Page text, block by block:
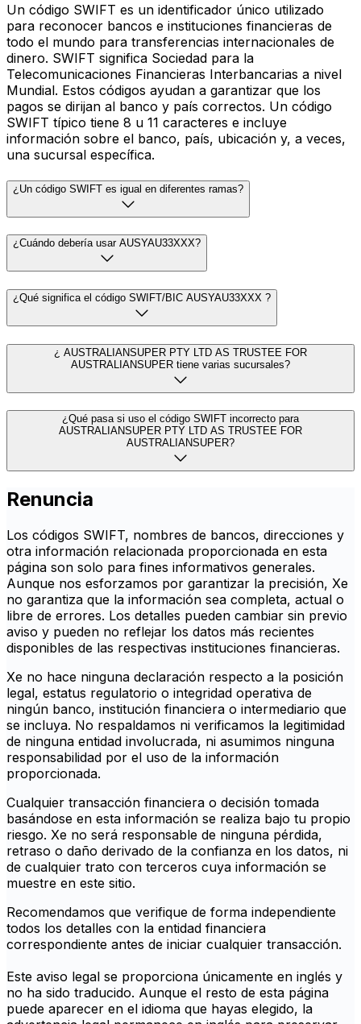
Un código SWIFT es un identificador único utilizado
para reconocer bancos e instituciones financieras de
todo el mundo para transferencias internacionales de
dinero. SWIFT significa Sociedad para la
Telecomunicaciones Financieras Interbancarias a nivel
Mundial. Estos códigos ayudan a garantizar que los
pagos se dirijan al banco y país correctos. Un código
SWIFT típico tiene 8 u 11 caracteres e incluye
información sobre el banco, país, ubicación y, a veces,
una sucursal específica.
¿Un código SWIFT es igual en diferentes ramas?
¿Cuándo debería usar AUSYAU33XXX?
¿Qué significa el código SWIFT/BIC AUSYAU33XXX ?
¿ AUSTRALIANSUPER PTY LTD AS TRUSTEE FOR
AUSTRALIANSUPER tiene varias sucursales?
¿Qué pasa si uso el código SWIFT incorrecto para
AUSTRALIANSUPER PTY LTD AS TRUSTEE FOR
AUSTRALIANSUPER?
Renuncia
Los códigos SWIFT, nombres de bancos, direcciones y
otra información relacionada proporcionada en esta
página son solo para fines informativos generales.
Aunque nos esforzamos por garantizar la precisión, Xe
no garantiza que la información sea completa, actual o
libre de errores. Los detalles pueden cambiar sin previo
aviso y pueden no reflejar los datos más recientes
disponibles de las respectivas instituciones financieras.
Xe no hace ninguna declaración respecto a la posición
legal, estatus regulatorio o integridad operativa de
ningún banco, institución financiera o intermediario que
se incluya. No respaldamos ni verificamos la legitimidad
de ninguna entidad involucrada, ni asumimos ninguna
responsabilidad por el uso de la información
proporcionada.
Cualquier transacción financiera o decisión tomada
basándose en esta información se realiza bajo tu propio
riesgo. Xe no será responsable de ninguna pérdida,
retraso o daño derivado de la confianza en los datos, ni
de cualquier trato con terceros cuya información se
muestre en este sitio.
Recomendamos que verifique de forma independiente
todos los detalles con la entidad financiera
correspondiente antes de iniciar cualquier transacción.
Este aviso legal se proporciona únicamente en inglés y
no ha sido traducido. Aunque el resto de esta página
puede aparecer en el idioma que hayas elegido, la